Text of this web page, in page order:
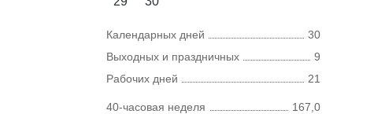
Календарных дней
30
Выходных и праздничных
9
Рабочих дней
21
40-часовая неделя
167,0